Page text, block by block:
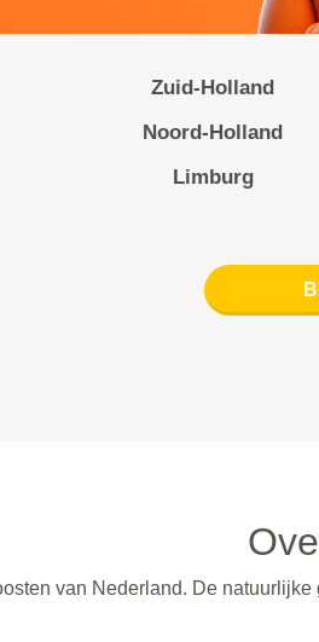
Zuid-Holland
Noord-Holland
Limburg
van Nederland. De